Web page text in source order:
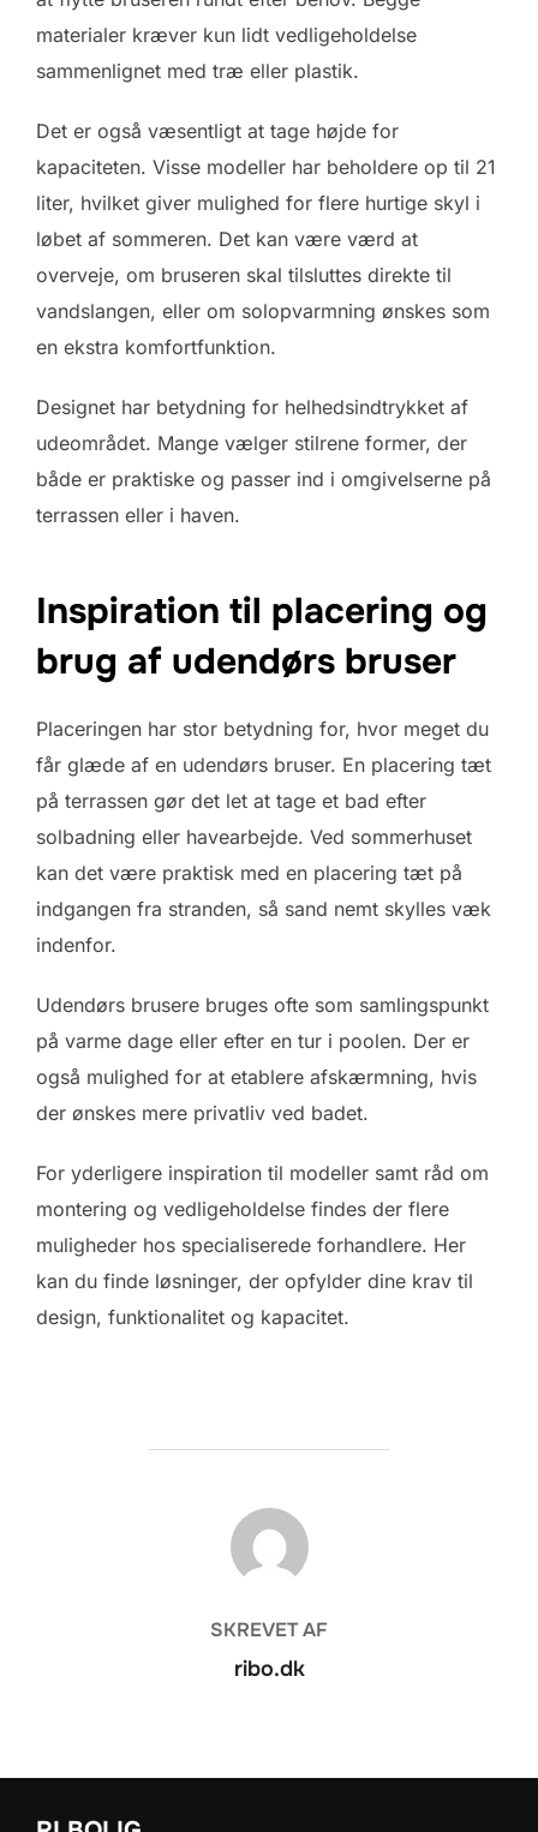
materialer kræver kun lidt vedligeholdelse
sammenlignet med træ eller plastik.
Det er også væsentligt at tage højde for
kapaciteten. Visse modeller har beholdere op til 21
liter, hvilket giver mulighed for flere hurtige skyl i
løbet af sommeren. Det kan være værd at
overveje, om bruseren skal tilsluttes direkte til
vandslangen, eller om solopvarmning ønskes som
en ekstra komfortfunktion.
Designet har betydning for helhedsindtrykket af
udeområdet. Mange vælger stilrene former, der
både er praktiske og passer ind i omgivelserne på
terrassen eller i haven.
Inspiration til placering og
brug af udendørs bruser
Placeringen har stor betydning for, hvor meget du
får glæde af en udendørs bruser. En placering tæt
på terrassen gør det let at tage et bad efter
solbadning eller havearbejde. Ved sommerhuset
kan det være praktisk med en placering tæt på
indgangen fra stranden, så sand nemt skylles væk
indenfor.
Udendørs brusere bruges ofte som samlingspunkt
på varme dage eller efter en tur i poolen. Der er
også mulighed for at etablere afskærmning, hvis
der ønskes mere privatliv ved badet.
For yderligere inspiration til modeller samt råd om
montering og vedligeholdelse findes der flere
muligheder hos specialiserede forhandlere. Her
kan du finde løsninger, der opfylder dine krav til
design, funktionalitet og kapacitet.
FORFATTER
SKREVET AF
ribo.dk